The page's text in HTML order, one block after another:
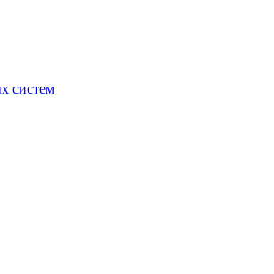
систем